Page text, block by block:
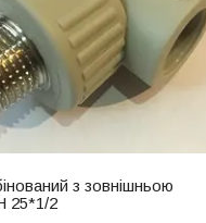
з зовнішньою
25*1/2